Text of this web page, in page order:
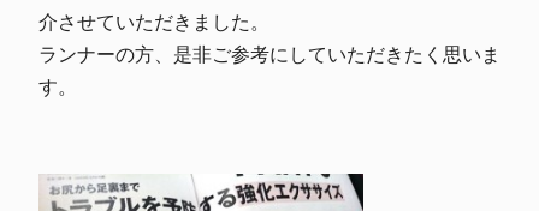
介させていただきました。
ランナーの方、是非ご参考にしていただきたく思いま
す。